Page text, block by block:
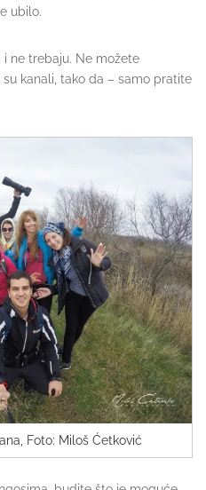
ubilo.
ne trebaju. Ne možete
kanali, tako da – samo pratite
Foto: Miloš Ćetković